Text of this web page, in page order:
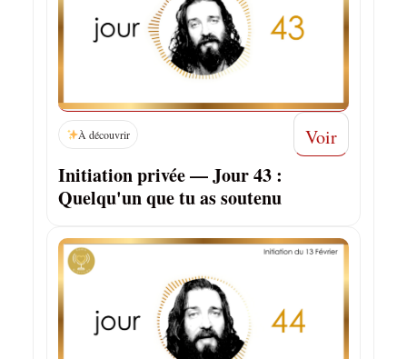
À découvrir Voir
Initiation privée — Jour 43 :
Quelqu'un que tu as soutenu